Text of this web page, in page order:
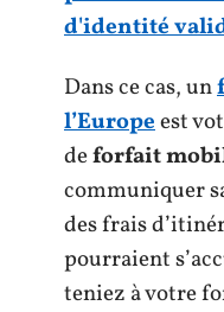
d'identité
Dans ce cas, un
l’Europeest
deforfait
communiquer
des frais
pourraient
teniez à votre